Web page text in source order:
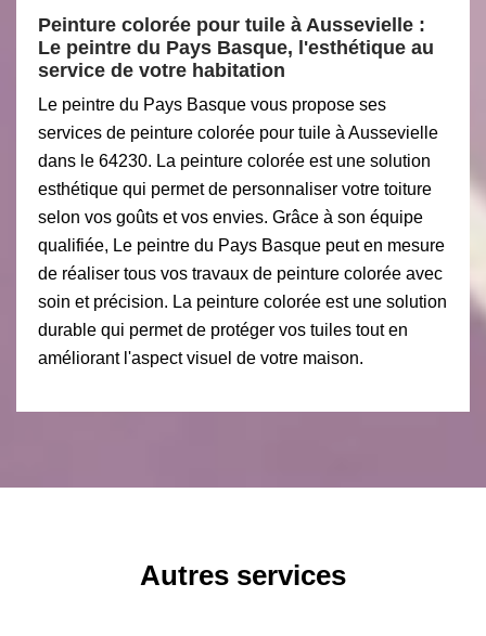
Peinture colorée pour tuile à Aussevielle :
Le peintre du Pays Basque, l'esthétique au
service de votre habitation
Le peintre du Pays Basque vous propose ses
services de peinture colorée pour tuile à Aussevielle
dans le 64230. La peinture colorée est une solution
esthétique qui permet de personnaliser votre toiture
selon vos goûts et vos envies. Grâce à son équipe
qualifiée, Le peintre du Pays Basque peut en mesure
de réaliser tous vos travaux de peinture colorée avec
soin et précision. La peinture colorée est une solution
durable qui permet de protéger vos tuiles tout en
améliorant l'aspect visuel de votre maison.
Autres services